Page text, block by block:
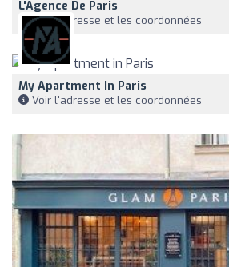
L'Agence De Paris
Voir l'adresse et les coordonnées
My Apartment In Paris
Voir l'adresse et les coordonnées